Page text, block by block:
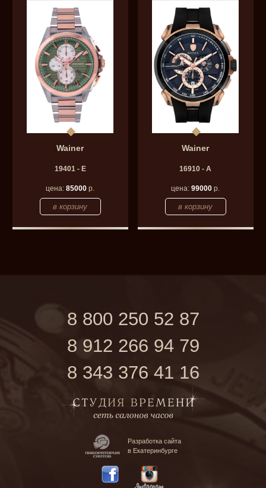
Wainer
19401 - E
цена:85000 р.
Wainer
16910 - A
цена:99000 р.
8 800 250 52 87
8 912 266 94 79
8 343 376 41 16
Разработка сайта
в Екатеринбурге